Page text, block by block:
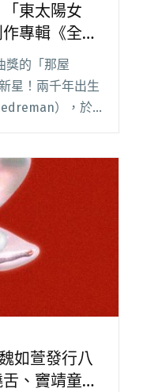
東太陽女
專輯《全村
獎的「那屋
星！兩千年出生
），於
《全村的希
推母語超新
排灣創作專輯
如萱發行八
、竇靖童合